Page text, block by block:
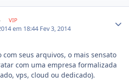
VIP
em 18:44 Fev 3, 2014
com seus arquivos, o mais sensato
com uma empresa formalizada
vps, cloud ou dedicado).